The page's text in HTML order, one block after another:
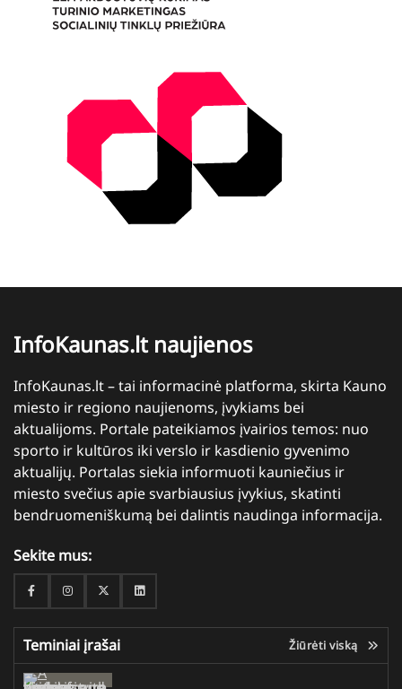
InfoKaunas.lt naujienos
InfoKaunas.lt – tai informacinė platforma, skirta Kauno
miesto ir regiono naujienoms, įvykiams bei
aktualijoms. Portale pateikiamos įvairios temos: nuo
sporto ir kultūros iki verslo ir kasdienio gyvenimo
aktualijų. Portalas siekia informuoti kauniečius ir
miesto svečius apie svarbiausius įvykius, skatinti
bendruomeniškumą bei dalintis naudinga informacija.
Sekite mus:
FacebookInstagramTwitterLinkedin
Teminiai įrašai Žiūrėti viską